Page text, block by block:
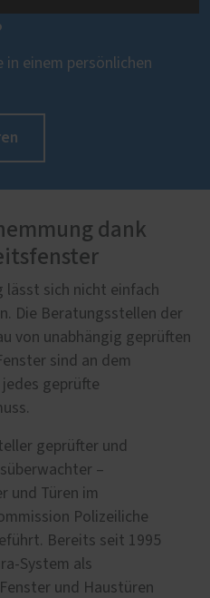
Consent
Platform
in einem persönlichen
dank
lässt sich nicht einfach
Die Beratungsstellen der
von unabhängig geprüften
sind an dem
jedes geprüfte
geprüfter und
–
und Türen im
Polizeiliche
Bereits seit 1995
System als
und Haustüren